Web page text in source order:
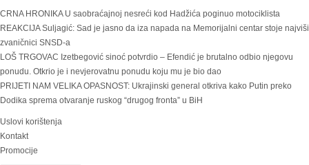
CRNA HRONIKA U saobraćajnoj nesreći kod Hadžića poginuo motociklista
REAKCIJA Suljagić: Sad je jasno da iza napada na Memorijalni centar stoje najviši
zvaničnici SNSD-a
LOŠ TRGOVAC Izetbegović sinoć potvrdio – Efendić je brutalno odbio njegovu
ponudu. Otkrio je i nevjerovatnu ponudu koju mu je bio dao
PRIJETI NAM VELIKA OPASNOST: Ukrajinski general otkriva kako Putin preko
Dodika sprema otvaranje ruskog “drugog fronta” u BiH
Uslovi korištenja
Kontakt
Promocije